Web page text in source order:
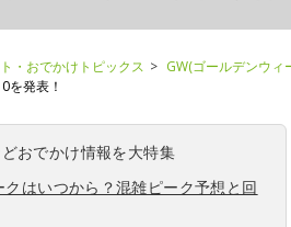
・おでかけトピックス
GW(ゴールデンウィ
を発表！
おでかけ情報を大特集
はいつから？混雑ピーク予想と回